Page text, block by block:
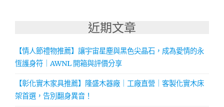
近期文章
【情人節禮物推薦】讓宇宙星塵與黑色尖晶石，成為愛情的永
恆護身符｜AWNL 開箱與評價分享
【彰化實木家具推薦】隆盛木器廠｜工廠直營｜客製化實木床
架首選，告別翻身異音！